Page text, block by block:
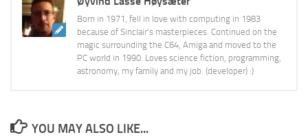
Born in 1971, fell in love with computing in 1983
because of Sinclair's masterpieces. Continued on the
magic surrounding the C64, Amiga and moved to the
PC world in 1990. Loves science fiction, programming,
astronomy, my family and my job. (developer) :)
YOU MAY ALSO LIKE...